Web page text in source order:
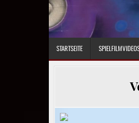
STARTSEITE